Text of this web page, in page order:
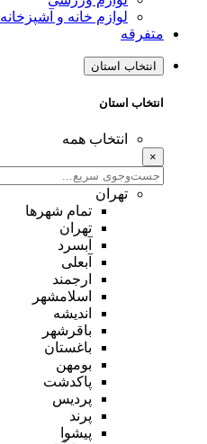
لوازم خانه و آشپزخانه
متفرقه
انتخاب استان
انتخاب استان
انتخاب همه
×
تهران
تمام شهر‌ها
تهران
آبسرد
آبعلی
ارجمند
اسلامشهر
اندیشه
باقرشهر
باغستان
بومهن
پاکدشت
پردیس
پرند
پیشوا